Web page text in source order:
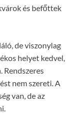
és befőttek
de viszonylag
helyet kedvel,
Rendszeres
nem szereti. A
van, de az